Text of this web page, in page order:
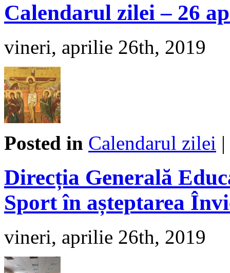
Calendarul zilei – 26
vineri, aprilie 26th, 2019
Posted in Calendarul zilei |
Direcția Generală
Sport în așteptarea
vineri, aprilie 26th, 2019